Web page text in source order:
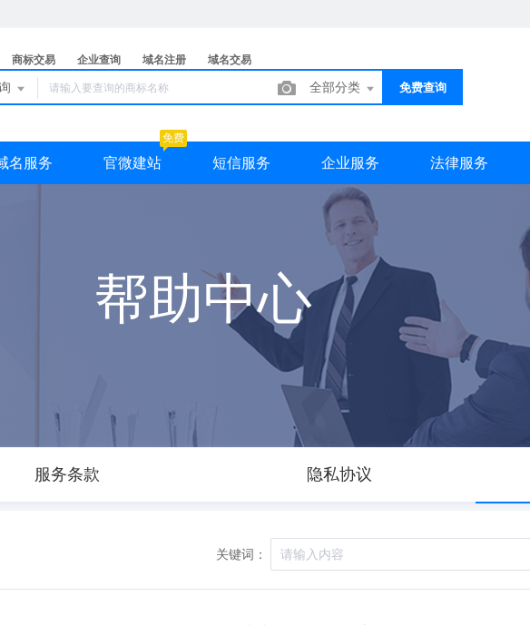
商标交易 企业查询 域名注册 域名交易
全部分类 免费查询
名服务 官微建站
免费
短信服务 企业服务 法律服务
帮助中心
服务条款 隐私协议
关键词：